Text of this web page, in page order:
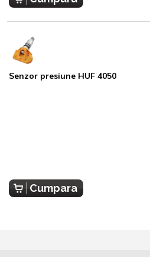
Senzor presiune HUF 4050
Cumpara